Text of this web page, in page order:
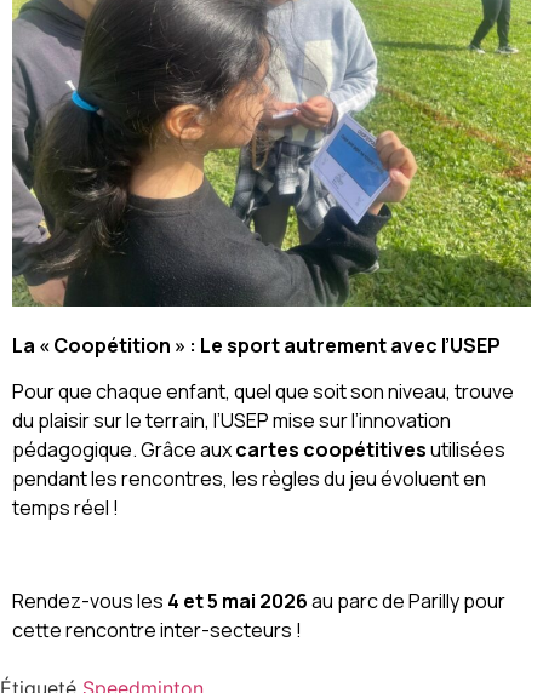
La « Coopétition » : Le sport autrement avec l’USEP
Pour que chaque enfant, quel que soit son niveau, trouve
du plaisir sur le terrain, l’USEP mise sur l’innovation
pédagogique. Grâce auxcartes coopétitivesutilisées
pendant les rencontres, les règles du jeu évoluent en
temps réel !
Rendez-vous les 4 et 5 mai 2026au parc de Parilly pour
cette rencontre inter-secteurs !